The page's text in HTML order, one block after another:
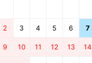
2 3 4 5 6 7
9 10 11 12 13 14